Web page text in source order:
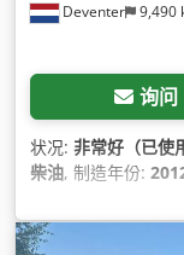
Deventer 9,490
询问
状况: 非常好（已使
柴油, 制造年份: